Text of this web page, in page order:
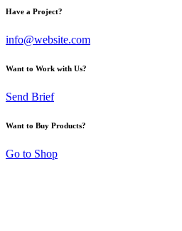
Have a Project?
info@website.com
Want to Work with Us?
Send Brief
Want to Buy Products?
Go to Shop